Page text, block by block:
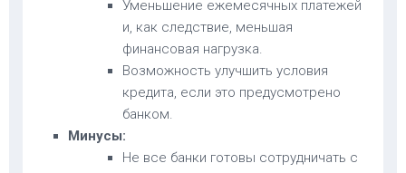
Уменьшение ежемесячных платежей
и, как следствие, меньшая
финансовая нагрузка.
Возможность улучшить условия
кредита, если это предусмотрено
банком.
Минусы:
Не все банки готовы сотрудничать с